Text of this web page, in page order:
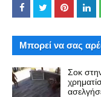
Μπορεί να σας
Σοκ